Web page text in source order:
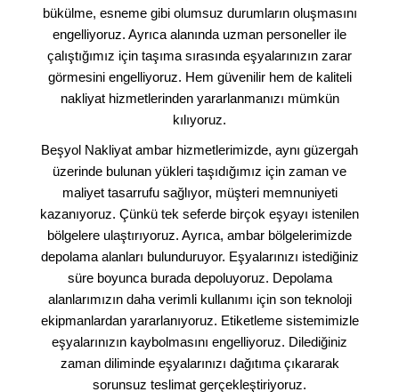
bükülme, esneme gibi olumsuz durumların oluşmasını
engelliyoruz. Ayrıca alanında uzman personeller ile
çalıştığımız için taşıma sırasında eşyalarınızın zarar
görmesini engelliyoruz. Hem güvenilir hem de kaliteli
nakliyat hizmetlerinden yararlanmanızı mümkün
kılıyoruz.
Beşyol Nakliyat ambar hizmetlerimizde, aynı güzergah
üzerinde bulunan yükleri taşıdığımız için zaman ve
maliyet tasarrufu sağlıyor, müşteri memnuniyeti
kazanıyoruz. Çünkü tek seferde birçok eşyayı istenilen
bölgelere ulaştırıyoruz. Ayrıca, ambar bölgelerimizde
depolama alanları bulunduruyor. Eşyalarınızı istediğiniz
süre boyunca burada depoluyoruz. Depolama
alanlarımızın daha verimli kullanımı için son teknoloji
ekipmanlardan yararlanıyoruz. Etiketleme sistemimizle
eşyalarınızın kaybolmasını engelliyoruz. Dilediğiniz
zaman diliminde eşyalarınızı dağıtıma çıkararak
sorunsuz teslimat gerçekleştiriyoruz.